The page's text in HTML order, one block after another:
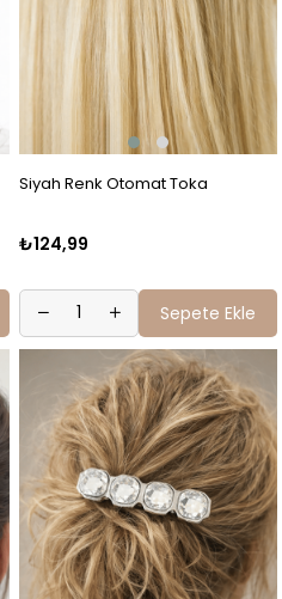
Siyah Renk Otomat Toka
₺124,99
Sepete Ekle